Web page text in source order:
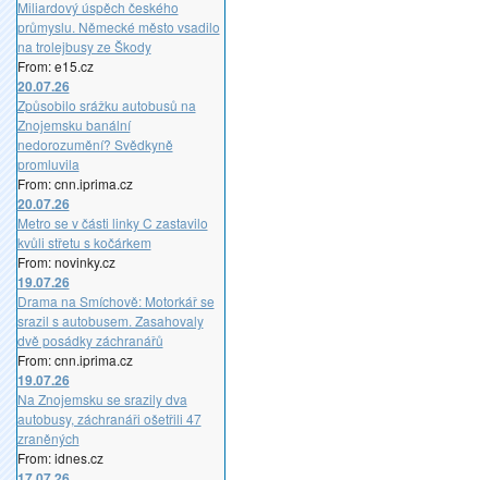
Miliardový úspěch českého
průmyslu. Německé město vsadilo
na trolejbusy ze Škody
From: e15.cz
20.07.26
Způsobilo srážku autobusů na
Znojemsku banální
nedorozumění? Svědkyně
promluvila
From: cnn.iprima.cz
20.07.26
Metro se v části linky C zastavilo
kvůli střetu s kočárkem
From: novinky.cz
19.07.26
Drama na Smíchově: Motorkář se
srazil s autobusem. Zasahovaly
dvě posádky záchranářů
From: cnn.iprima.cz
19.07.26
Na Znojemsku se srazily dva
autobusy, záchranáři ošetřili 47
zraněných
From: idnes.cz